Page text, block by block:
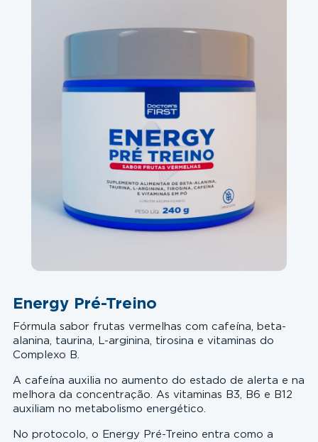
Energy Pré-Treino
Fórmula sabor frutas vermelhas com cafeína, beta-
alanina, taurina, L-arginina, tirosina e vitaminas do
Complexo B.
A cafeína auxilia no aumento do estado de alerta e na
melhora da concentração. As vitaminas B3, B6 e B12
auxiliam no metabolismo energético.
No protocolo, o Energy Pré-Treino entra como a